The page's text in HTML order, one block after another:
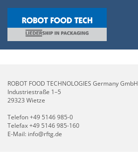
ROBOT FOOD TECHNOLOGIES Germany GmbH
Industriestraße 1–5
29323 Wietze
Telefon+49 5146 985-0
Telefax +49 5146 985-160
E-Mail: info@rftg.de